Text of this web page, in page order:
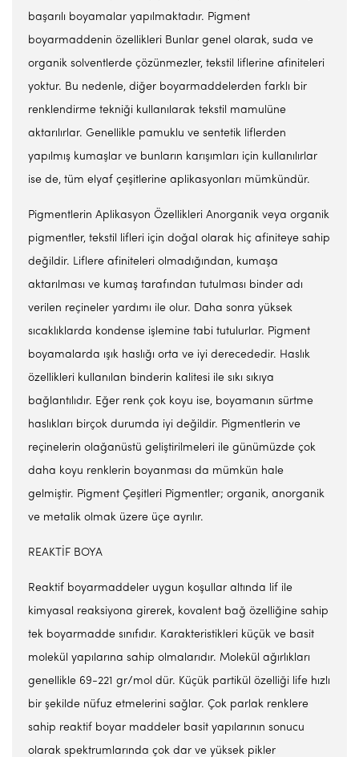
başarılı boyamalar yapılmaktadır. Pigment
boyarmaddenin özellikleri Bunlar genel olarak, suda ve
organik solventlerde çözünmezler, tekstil liflerine afiniteleri
yoktur. Bu nedenle, diğer boyarmaddelerden farklı bir
renklendirme tekniği kullanılarak tekstil mamulüne
aktarılırlar. Genellikle pamuklu ve sentetik liflerden
yapılmış kumaşlar ve bunların karışımları için kullanılırlar
ise de, tüm elyaf çeşitlerine aplikasyonları mümkündür.
Pigmentlerin Aplikasyon Özellikleri Anorganik veya organik
pigmentler, tekstil lifleri için doğal olarak hiç afiniteye sahip
değildir. Liflere afiniteleri olmadığından, kumaşa
aktarılması ve kumaş tarafından tutulması binder adı
verilen reçineler yardımı ile olur. Daha sonra yüksek
sıcaklıklarda kondense işlemine tabi tutulurlar. Pigment
boyamalarda ışık haslığı orta ve iyi derecededir. Haslık
özellikleri kullanılan binderin kalitesi ile sıkı sıkıya
bağlantılıdır. Eğer renk çok koyu ise, boyamanın sürtme
haslıkları birçok durumda iyi değildir. Pigmentlerin ve
reçinelerin olağanüstü geliştirilmeleri ile günümüzde çok
daha koyu renklerin boyanması da mümkün hale
gelmiştir. Pigment Çeşitleri Pigmentler; organik, anorganik
ve metalik olmak üzere üçe ayrılır.
REAKTİF BOYA
Reaktif boyarmaddeler uygun koşullar altında lif ile
kimyasal reaksiyona girerek, kovalent bağ özelliğine sahip
tek boyarmadde sınıfıdır. Karakteristikleri küçük ve basit
molekül yapılarına sahip olmalarıdır. Molekül ağırlıkları
genellikle 69-221 gr/mol dür. Küçük partikül özelliği life hızlı
bir şekilde nüfuz etmelerini sağlar. Çok parlak renklere
sahip reaktif boyar maddeler basit yapılarının sonucu
olarak spektrumlarında çok dar ve yüksek pikler